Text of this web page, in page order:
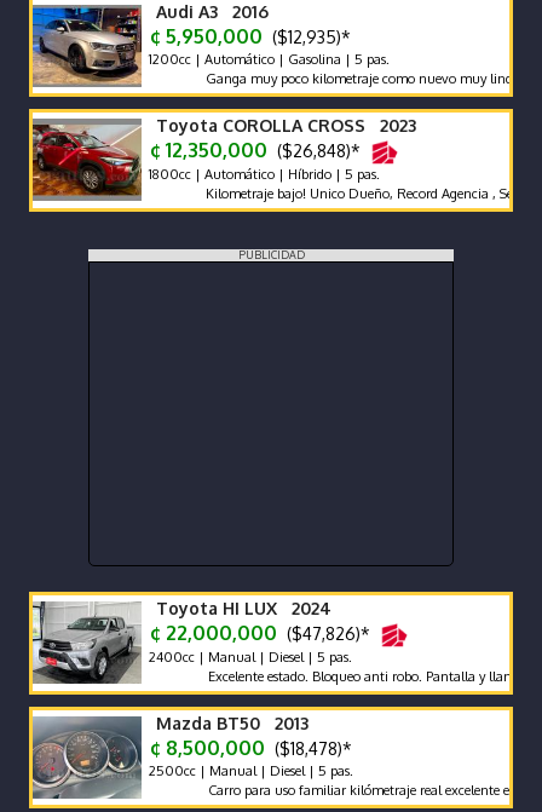
Audi A3 2016
¢ 5,950,000 ($12,935)*
1200cc | Automático | Gasolina | 5 pas.
Ganga muy poco kilometraje como nuevo muy lindo
Toyota COROLLA CROSS 2023
¢ 12,350,000 ($26,848)*
1800cc | Automático | Híbrido | 5 pas.
Kilometraje bajo! Unico Dueño, Record Agencia , Semi
PUBLICIDAD
Toyota HI LUX 2024
¢ 22,000,000 ($47,826)*
2400cc | Manual | Diesel | 5 pas.
Excelente estado. Bloqueo anti robo. Pantalla y llantas nuevas
Mazda BT50 2013
¢ 8,500,000 ($18,478)*
2500cc | Manual | Diesel | 5 pas.
Carro para uso familiar kilómetraje real excelente estado